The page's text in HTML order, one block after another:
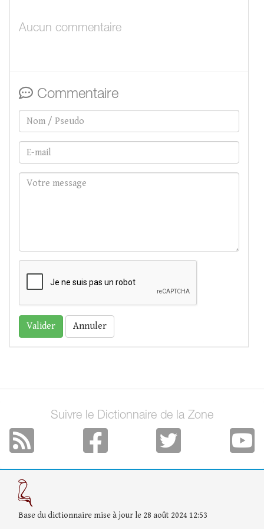
Aucun commentaire
Commentaire
Annuler
Suivre le Dictionnaire de la Zone
Base du dictionnaire mise à jour le 28 août 2024 12:53